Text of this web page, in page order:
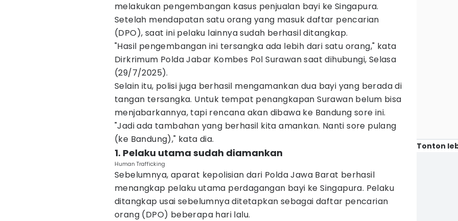
melakukan pengembangan kasus penjualan bayi ke Singapura.
Setelah mendapatan satu orang yang masuk daftar pencarian
(DPO), saat ini pelaku lainnya sudah berhasil ditangkap.
"Hasil pengembangan ini tersangka ada lebih dari satu orang," kata
Dirkrimum Polda Jabar Kombes Pol Surawan saat dihubungi, Selasa
(29/7/2025).
Selain itu, polisi juga berhasil mengamankan dua bayi yang berada di
tangan tersangka. Untuk tempat penangkapan Surawan belum bisa
menjabarkannya, tapi rencana akan dibawa ke Bandung sore ini.
"Jadi ada tambahan yang berhasil kita amankan. Nanti sore pulang
(ke Bandung)," kata dia.
1. Pelaku utama sudah diamankan
Human Trafficking
Sebelumnya, aparat kepolisian dari Polda Jawa Barat berhasil
menangkap pelaku utama perdagangan bayi ke Singapura. Pelaku
ditangkap usai sebelumnya ditetapkan sebagai daftar pencarian
orang (DPO) beberapa hari lalu.
Tonton